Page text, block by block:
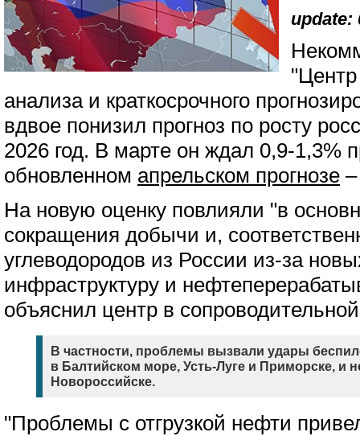
update:
"Центр
анализа и краткосрочного
вдвое понизил прогноз по росту
2026 год. В марте он ждал 0,9-1,3%
обновленном апрельском прогнозе
На новую оценку повлияли "в
сокращения добычи и,
углеводородов из России из-за
инфраструктуру и
объяснил центр в
В частности, проблемы вызвали удары
в Балтийском море, Усть-Луге и Приморске, и
Новороссийске.
"Проблемы с отгрузкой нефти